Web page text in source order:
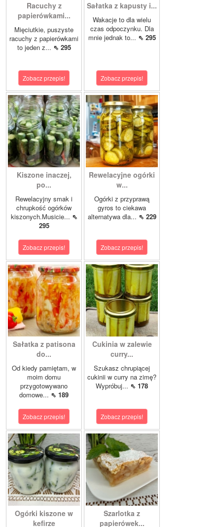
Racuchy z
papierówkami...
Mięciutkie, puszyste
racuchy z papierówkami
to jeden z... ⇖ 295
Zobacz przepis!
Sałatka z kapusty i...
Wakacje to dla wielu
czas odpoczynku. Dla
mnie jednak to... ⇖ 295
Zobacz przepis!
Kiszone inaczej,
po...
Rewelacyjny smak i
chrupkość ogórków
kiszonych.Musicie... ⇖
295
Zobacz przepis!
Rewelacyjne ogórki
w...
Ogórki z przyprawą
gyros to ciekawa
alternatywa dla... ⇖ 229
Zobacz przepis!
Sałatka z patisona
do...
Od kiedy pamiętam, w
moim domu
przygotowywano
domowe... ⇖ 189
Zobacz przepis!
Cukinia w zalewie
curry...
Szukasz chrupiącej
cukinii w curry na zimę?
Wypróbuj... ⇖ 178
Zobacz przepis!
Ogórki kiszone w
kefirze
Szarlotka z
papierówek...